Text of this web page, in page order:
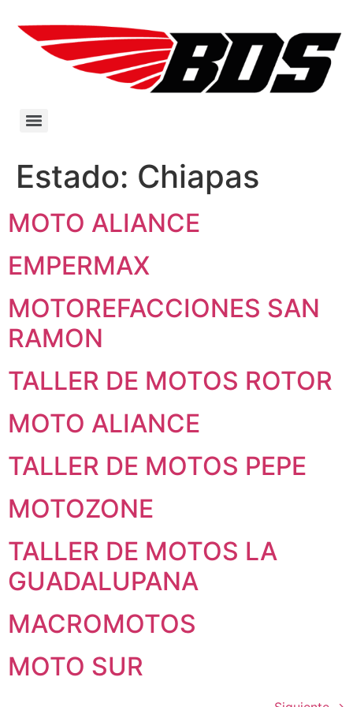
Estado: Chiapas
MOTO ALIANCE
EMPERMAX
MOTOREFACCIONES SAN
RAMON
TALLER DE MOTOS ROTOR
MOTO ALIANCE
TALLER DE MOTOS PEPE
MOTOZONE
TALLER DE MOTOS LA
GUADALUPANA
MACROMOTOS
MOTO SUR